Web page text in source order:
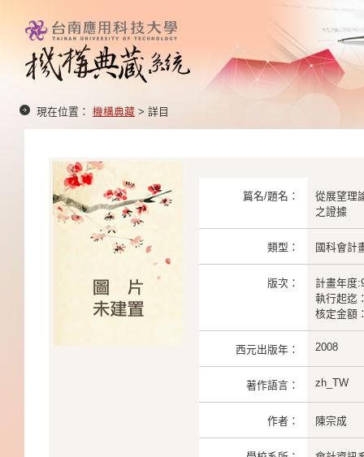
現在位置： 機構典藏 > 詳目
篇名/題名：
從展望理
之證據
類型： 國科會計
版次：
計畫年度
執行起迄
核定金額
西元出版年： 2008
著作語言： zh_TW
作者： 陳宗成